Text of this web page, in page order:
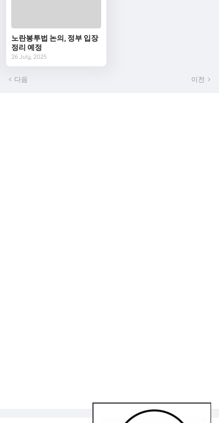
노란봉투법 논의, 정부 입장
정리 예정
26 July, 2025
다음 이전